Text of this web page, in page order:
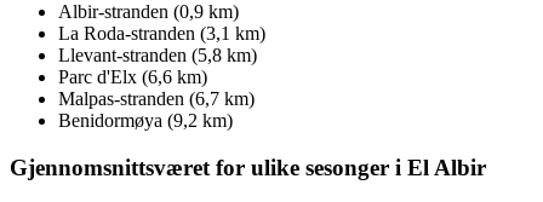
Albir-stranden (0,9 km)
La Roda-stranden (3,1 km)
Llevant-stranden (5,8 km)
Parc d'Elx (6,6 km)
Malpas-stranden (6,7 km)
Benidormøya (9,2 km)
Gjennomsnittsværet for ulike sesonger i El Albir